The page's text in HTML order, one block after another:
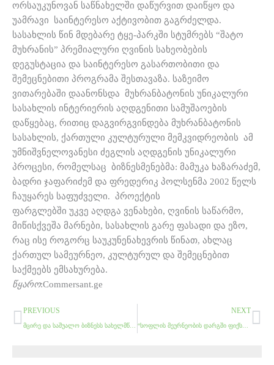
ორსაუკუნოვან საწნახელში დაწურვით დაიწყო და
უამრავი საინტერესო აქტივობით გაგრძელდა.
სასახლის წინ მდებარე ტყე-პარკში სტუმრებს “შატო
მუხრანის” პრემიალური ღვინის სახეობების
დეგუსტაცია და საინტერესო გასართობითი და
შემეცნებითი პროგრამა შესთავაზა. საზეიმო
ვითარებაში დაანონსდა მუხრანბატონის უნიკალური
სასახლის ინტერიერის აღდგენითი სამუშაოების
დაწყებაც, რითიც დაგვირგვინდება მუხრანბატონის
სასახლის, ქართული კულტურული მემკვიდრეობის ამ
უმნიშვნელოვანესი ძეგლის აღდგენის უნიკალური
პროცესი, რომელსაც ბიზნესმენებმა: მამუკა ხაზარაძემ,
ბადრი ჯაფარიძემ და ფრედერიკ პოლსენმა 2002 წელს
ჩაუყარეს საფუძველი. პროექტის
ფარგლებში უკვე აღდგა ვენახები, ღვინის საწარმო,
მიწისქვეშა მარნები, სასახლის გარე ფასადი და ეზო,
რაც ისე როგორც საუკუნენახევრის წინათ, ახლაც
ქართულ სამეურნეო, კულტურულ და შემეცნებით
საქმეებს ემსახურება.
წყარო:Commersant.ge
Prev
PREVIOUS NEXT
“სოფლის მეურნეობის დარგში ფიქსირებულ აქტივებში ინვესტიციების ოდენობა ორჯერ გაიზარდა”